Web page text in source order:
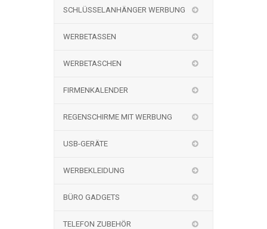
SCHLÜSSELANHÄNGER WERBUNG
WERBETASSEN
WERBETASCHEN
FIRMENKALENDER
REGENSCHIRME MIT WERBUNG
USB-GERÄTE
WERBEKLEIDUNG
BÜRO GADGETS
TELEFON ZUBEHÖR